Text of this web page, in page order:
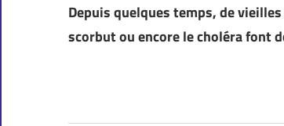
Depuis quelques temps, de
scorbut ou encore le choléra font